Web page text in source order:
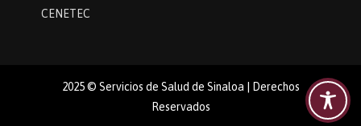
CENETEC
2025 © Servicios de Salud de Sinaloa | Derechos
Reservados